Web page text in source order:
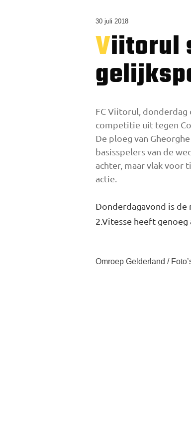
30 juli 2018
Viitorul spaart zich voor Vitesse bij
FC Viitorul, donderdag
competitie uit tegen
De ploeg van
basisspelers van de
achter, maar vlak voor
actie.
Donderdagavond is de
2.Vitesse heeft
Omroep Gelderland /